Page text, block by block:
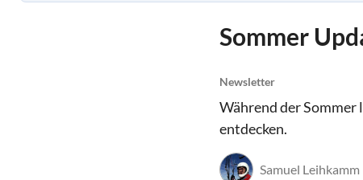
Sommer
Newsletter
Während der Sommer
entdecken.
Samuel Leihkamm